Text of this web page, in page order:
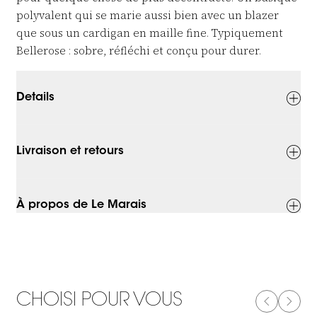
polyvalent qui se marie aussi bien avec un blazer
que sous un cardigan en maille fine. Typiquement
Bellerose : sobre, réfléchi et conçu pour durer.
Details
Livraison et retours
À propos de Le Marais
CHOISI POUR VOUS